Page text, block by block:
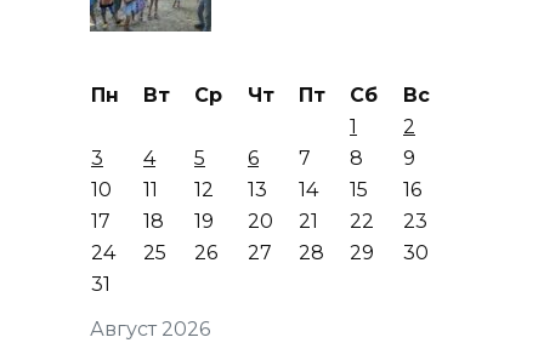
Август 2026
Пн Вт Ср Чт Пт Сб
Вс
1
2
3
4 5 6 7 8
9
10
11 12 13 14 15
16
17
18 19 20 21 22
23
24
25 26 27 28 29
30
31